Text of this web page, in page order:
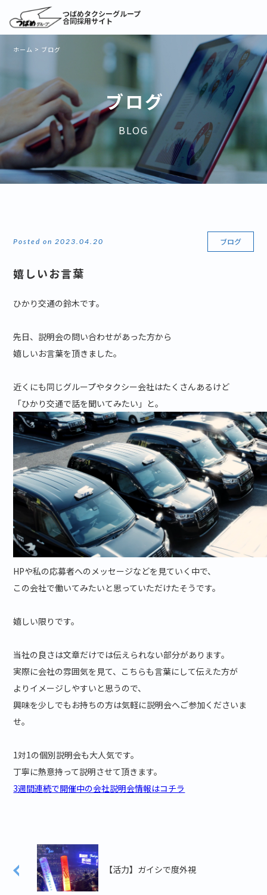
つばめタクシーグループ
合同採用サイト
ホーム > ブログ
ブログ
BLOG
Posted on 2023.04.20 ブログ
嬉しいお言葉
ひかり交通の鈴木です。
先日、説明会の問い合わせがあった方から
嬉しいお言葉を頂きました。
近くにも同じグループやタクシー会社はたくさんあるけど
「ひかり交通で話を聞いてみたい」と。
HPや私の応募者へのメッセージなどを見ていく中で、
この会社で働いてみたいと思っていただけたそうです。
嬉しい限りです。
当社の良さは文章だけでは伝えられない部分があります。
実際に会社の雰囲気を見て、こちらも言葉にして伝えた方が
よりイメージしやすいと思うので、
興味を少しでもお持ちの方は気軽に説明会へご参加くださいま
せ。
1対1の個別説明会も大人気です。
丁寧に熱意持って説明させて頂きます。
3週間連続で開催中の会社説明会情報はコチラ
【活力】ガイシで度外視